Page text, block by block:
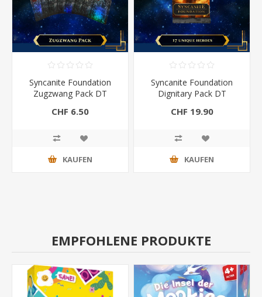
Syncanite Foundation
Zugzwang Pack DT
CHF 6.50
KAUFEN
Syncanite Foundation
Dignitary Pack DT
CHF 19.90
KAUFEN
EMPFOHLENE PRODUKTE